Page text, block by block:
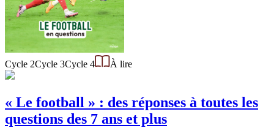
Cycle 2Cycle 3Cycle 4 À lire
« Le football » : des réponses à toutes les
questions des 7 ans et plus